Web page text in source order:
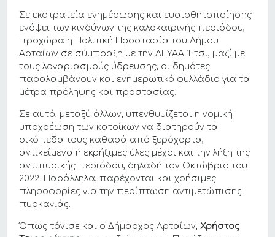
Σε εκστρατεία ενημέρωσης και ευαισθητοποίησης
ενόψει των κινδύνων της καλοκαιρινής περιόδου,
προχώρα η Πολιτική Προστασία του Δήμου
Αρταίων σε σύμπραξη με την ΔΕΥΑΑ. Έτσι, μαζί με
τους λογαριασμούς ύδρευσης, οι δημότες
παραλαμβάνουν και ενημερωτικό φυλλάδιο για τα
μέτρα πρόληψης και προστασίας.
Σε αυτό, μεταξύ άλλων, υπενθυμίζεται η νομική
υποχρέωση των κατοίκων να διατηρούν τα
οικόπεδα τους καθαρά από ξερόχορτα,
αντικείμενα ή εκρήξιμες ύλες μέχρι και την λήξη της
αντιπυρικής περιόδου, δηλαδή τον Οκτώβριο του
2022. Παράλληλα, παρέχονται και χρήσιμες
πληροφορίες για την περίπτωση αντιμετώπισης
πυρκαγιάς.
Όπως τόνισε και ο Δήμαρχος Αρταίων,Χρήστος